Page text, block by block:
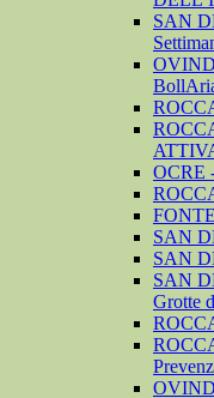
SAN
OCRE
SAN
SAN
SAN
Grotte